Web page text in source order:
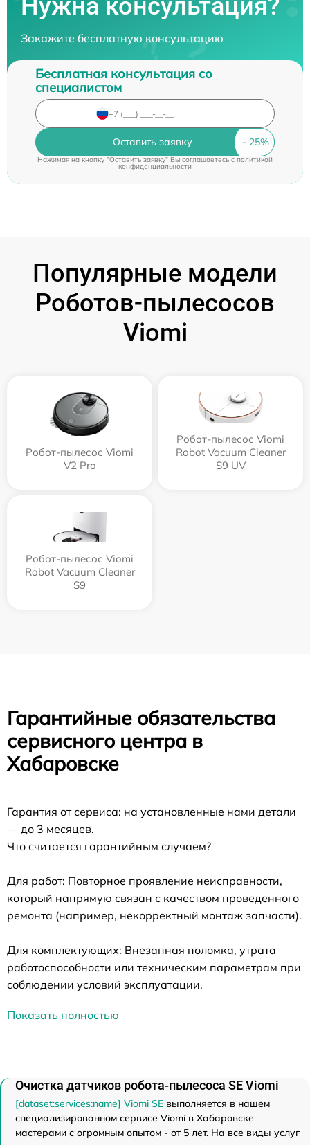
Нужна консультация?
Закажите бесплатную консультацию
Бесплатная консультация со
специалистом
Оставить заявку
Нажимая на кнопку "Оставить заявку" Вы соглашаетесь c политикой
конфиденциальности
Популярные модели
Роботов-пылесосов
Viomi
Робот-пылесос Viomi
V2 Pro
Робот-пылесос Viomi
Robot Vacuum Cleaner
S9 UV
Робот-пылесос Viomi
Robot Vacuum Cleaner
S9
Гарантийные обязательства
сервисного центра в
Хабаровске
Гарантия от сервиса: на установленные нами детали
— до 3 месяцев.
Что считается гарантийным случаем?
Для работ: Повторное проявление неисправности,
который напрямую связан с качеством проведенного
ремонта (например, некорректный монтаж запчасти).
Для комплектующих: Внезапная поломка, утрата
работоспособности или техническим параметрам при
соблюдении условий эксплуатации.
Показать полностью
Очистка датчиков робота-пылесоса SE Viomi
[dataset:services:name] Viomi SE выполняется в нашем
специализированном сервисе Viomi в Хабаровске
мастерами с огромным опытом - от 5 лет. На все виды услуг